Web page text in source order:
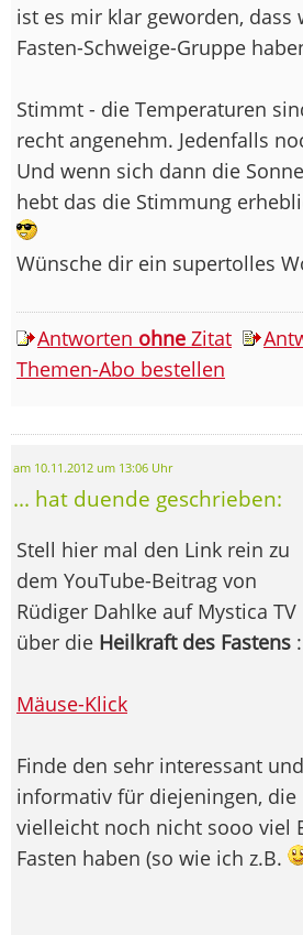
ist es mir klar geworden,
Fasten-Schweige-Gruppe
Stimmt - die Temperaturen
recht angenehm. Jedenfalls
Und wenn sich dann die
hebt das die Stimmung
Wünsche dir ein supertolles
Antworten ohne Zitat
Themen-Abo bestellen
am 10.11.2012 um 13:06 Uhr
... hat duende geschrieben:
Stell hier mal den Link rein zu
dem YouTube-Beitrag von
Rüdiger Dahlke auf Mystica TV
über die Heilkraft des Fastens :
Mäuse-Klick
Finde den sehr interessant und
informativ für diejeningen, die
vielleicht noch nicht sooo viel
Fasten haben (so wie ich z.B.